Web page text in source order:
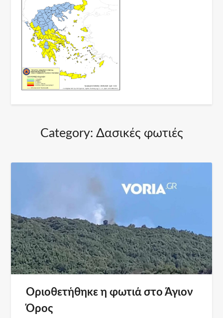
Category: Δασικές φωτιές
Οριοθετήθηκε η φωτιά στο Άγιον
Όρος